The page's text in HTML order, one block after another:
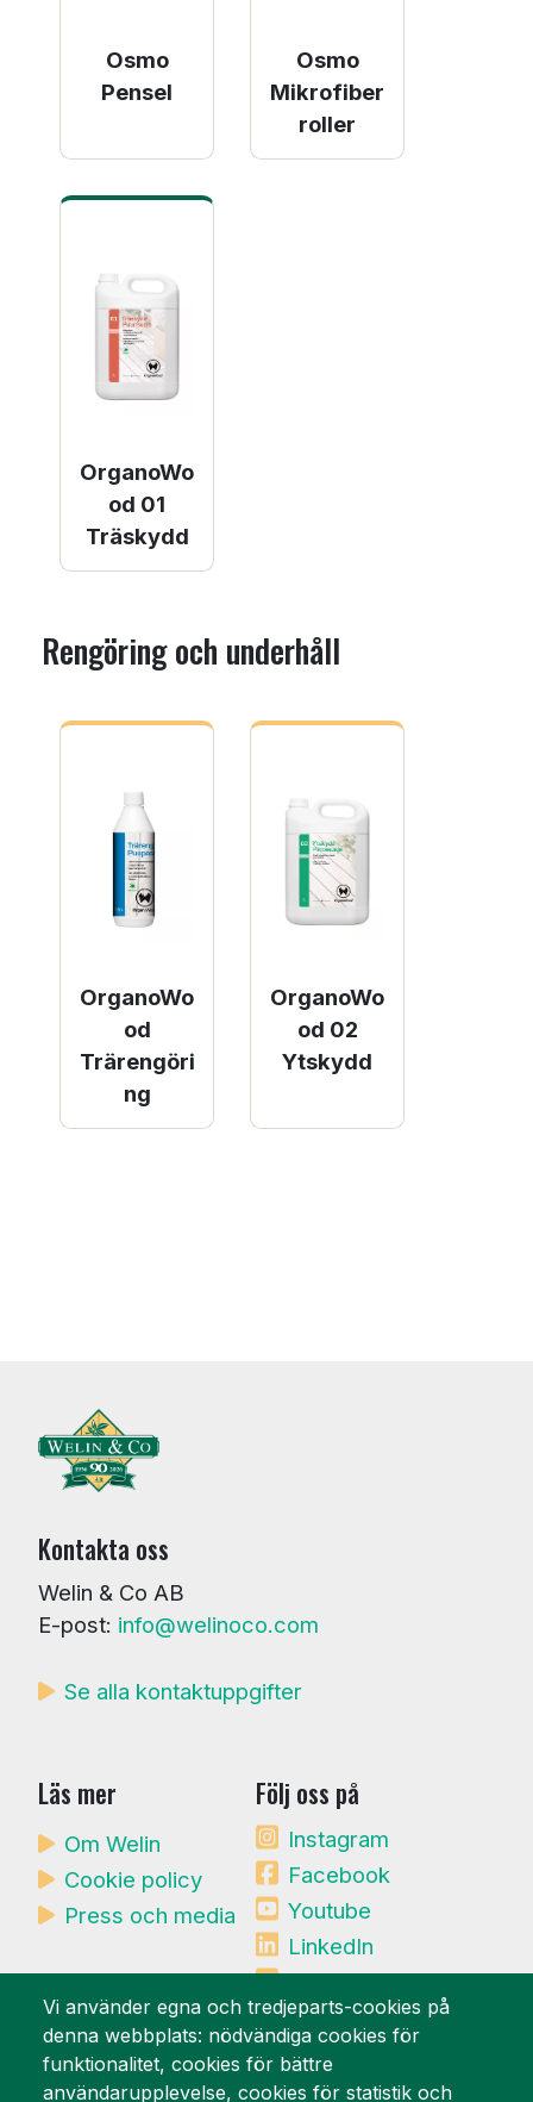
Osmo
Pensel
Osmo
Mikrofiber
roller
OrganoWo
od 01
Träskydd
Rengöring och underhåll
OrganoWo
od
Trärengöri
ng
OrganoWo
od 02
Ytskydd
Kontakta oss
Welin & Co AB
E-post: info@welinoco.com
Se alla kontaktuppgifter
Läs mer
Om Welin
Cookie policy
Press och media
Följ oss på
Instagram
Facebook
Youtube
LinkedIn
Mynewsdesk
Vi är stolta över
Vi använder egna och tredjeparts-cookies på
denna webbplats: nödvändiga cookies för
funktionalitet, cookies för bättre
användarupplevelse, cookies för statistik och